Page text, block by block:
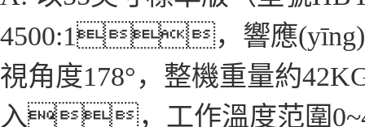
4500:1，響應
視角度178°，整機重量約
入，工作溫度范圍